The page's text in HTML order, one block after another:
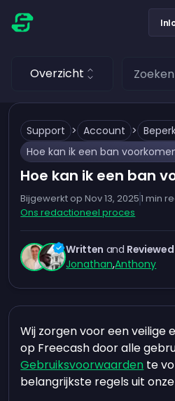
Overzicht
Support > Account >
Hoe kan ik een ban
Hoe kan ik een ban
Bijgewerkt op Nov 13, 20251 min
Ons redactioneel proces
Written and Reviewed
Jonathan,Anthony
Wij zorgen voor een veilige
op Freecash door alle
Gebruiksvoorwaarden te
belangrijkste regels uit